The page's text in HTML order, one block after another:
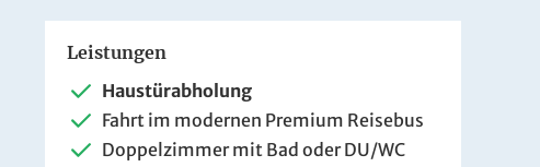
Leistungen
Haustürabholung
Fahrt im modernen Premium Reisebus
Doppelzimmer mit Bad oder DU/WC